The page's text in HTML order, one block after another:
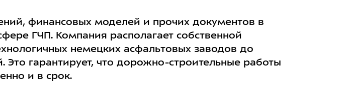
финансовых моделей и прочих документов в
ГЧП. Компания располагает собственной
немецких асфальтовых заводов до
гарантирует, что дорожно-строительные работы
и в срок.